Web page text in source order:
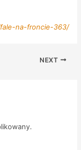
na-froncie-363/
NEXT